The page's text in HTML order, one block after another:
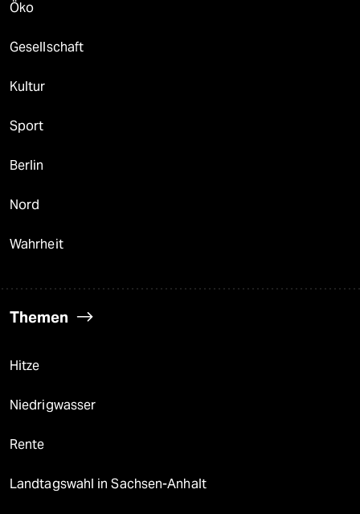
Öko
Gesellschaft
Kultur
Sport
Berlin
Nord
Wahrheit
Themen
Hitze
Niedrigwasser
Rente
Landtagswahl in Sachsen-Anhalt